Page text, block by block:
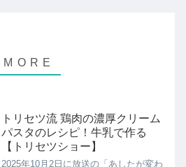
トリセツ流 鶏肉の濃厚クリーム
パスタのレシピ！牛乳で作る
【トリセツショー】
2025年10月2日に放送の「あしたが変わ